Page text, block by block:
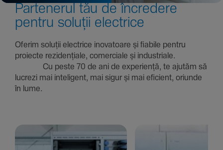
Parte­nerul tău de încre­dere
pentru soluții electrice
Oferim soluții electrice inova­toare și fiabile pentru
proiecte rezi­den­țiale, comer­ciale și indus­triale.
Cu peste 70 de ani de expe­riență, te ajutăm să
lucrezi mai inte­li­gent, mai sigur și mai eficient, oriunde
în lume.